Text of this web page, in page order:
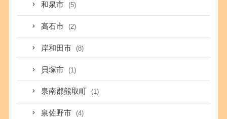
和泉市 (5)
高石市 (2)
岸和田市 (8)
貝塚市 (1)
泉南郡熊取町 (1)
泉佐野市 (4)